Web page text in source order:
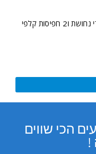
קופסת קלפים מעץ יוקרתי עם עיטורי נחושת ו2 חפיסות קלפי
הכי שווים
!